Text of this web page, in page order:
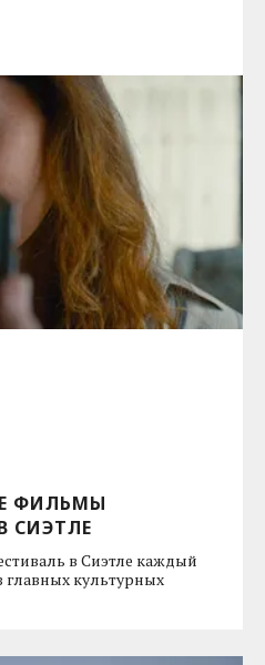
ФИЛЬМЫ
СИЭТЛЕ
в Сиэтле каждый
главных культурных